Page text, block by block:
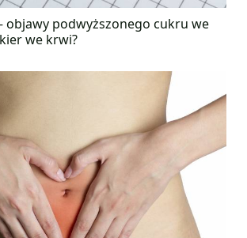
objawy podwyższonego cukru we
we krwi?